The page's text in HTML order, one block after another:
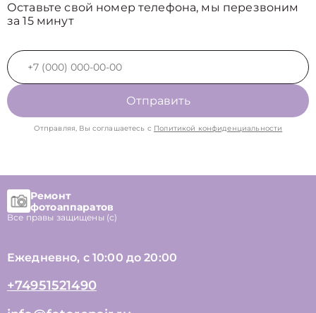
Оставьте свой номер телефона, мы перезвоним
за 15 минут
Отправить
Отправляя, Вы соглашаетесь с Политикой конфиденциальности
Ремонт
фотоаппаратов
Все правы защищены (с)
Ежедневно, с 10:00 до 20:00
+74951521490